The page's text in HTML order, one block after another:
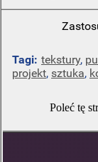
Tagi: tekstury,
projekt, sztuka,